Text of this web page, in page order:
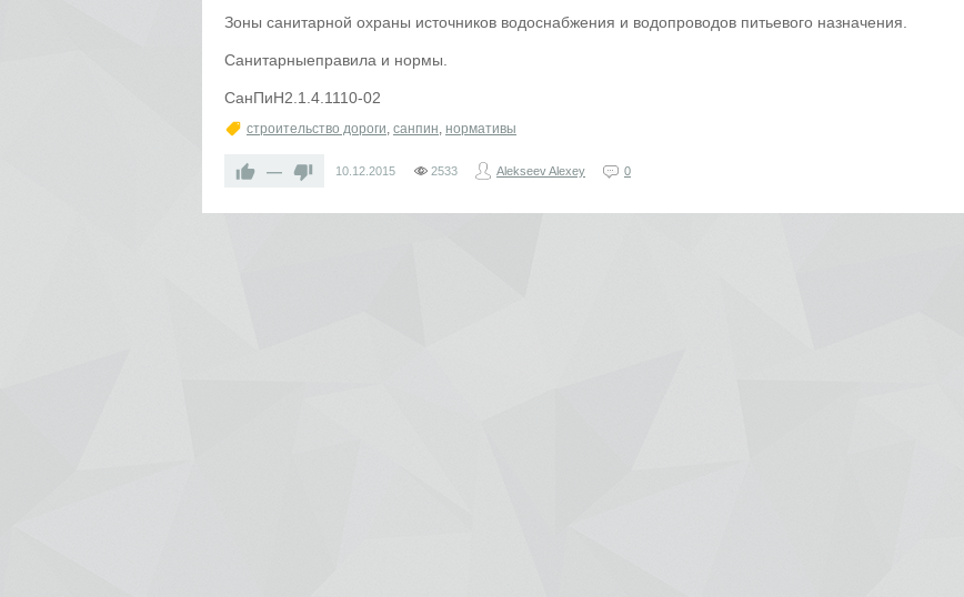
Зоны санитарной охраны источников водоснабжения и водопроводов питьевого назначения.
Санитарныеправила и нормы.
СанПиН2.1.4.1110-02
строительство дороги, санпин, нормативы
— 10.12.2015 2533 Alekseev Alexey 0